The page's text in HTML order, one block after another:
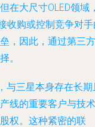
在大尺寸OLED领域
收购或控制竞争对
，因此，通过第三方
。
与三星本身存在长期
线的重要客户与技术
权。这种紧密的联